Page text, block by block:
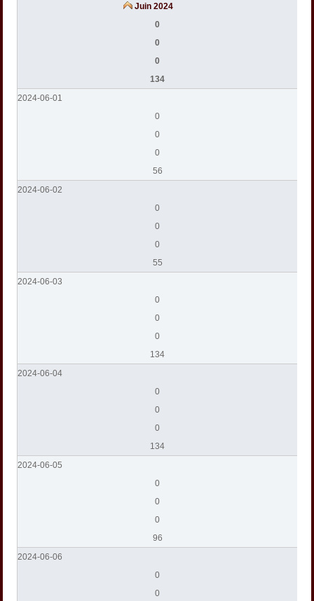
Juin 2024
0
0
0
134
2024-06-01
0
0
0
56
2024-06-02
0
0
0
55
2024-06-03
0
0
0
134
2024-06-04
0
0
0
134
2024-06-05
0
0
0
96
2024-06-06
0
0